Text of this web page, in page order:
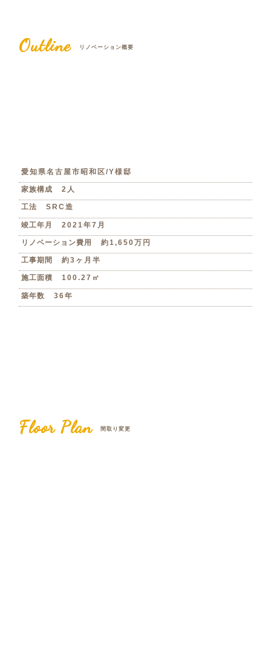
Outline リノベーション概要
愛知県名古屋市昭和区/Y様邸
家族構成 2人
工法 SRC造
竣工年月 2021年7月
リノベーション費用 約1,650万円
工事期間 約3ヶ月半
施工面積 100.27㎡
築年数 36年
Floor Plan 間取り変更